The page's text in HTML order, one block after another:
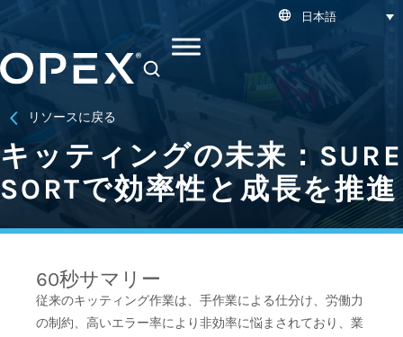
日本語
リソースに戻る
キッティングの未来：SURE
SORTで効率性と成長を推進
60秒サマリー
従来のキッティング作業は、手作業による仕分け、労働力
の制約、高いエラー率により非効率に悩まされており、業